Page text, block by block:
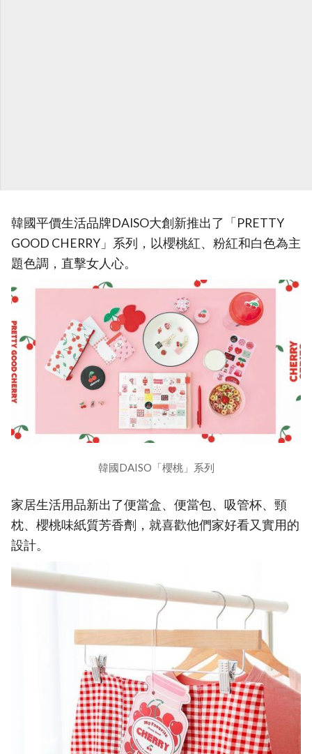
韓國平價生活品牌DAISO大創新推出了「PRETTY
GOOD CHERRY」系列，以櫻桃紅、粉紅和白色為主
題色調，直擊女人心。
韓國DAISO「櫻桃」系列
家居生活用品新出了便當盒、便當包、吸管杯、頸
枕、櫻桃味紙質芳香劑，就喜歡他們家好看又實用的
設計。